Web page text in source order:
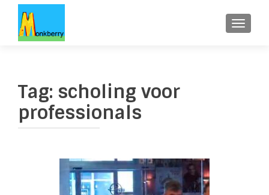
Tag: scholing voor
professionals